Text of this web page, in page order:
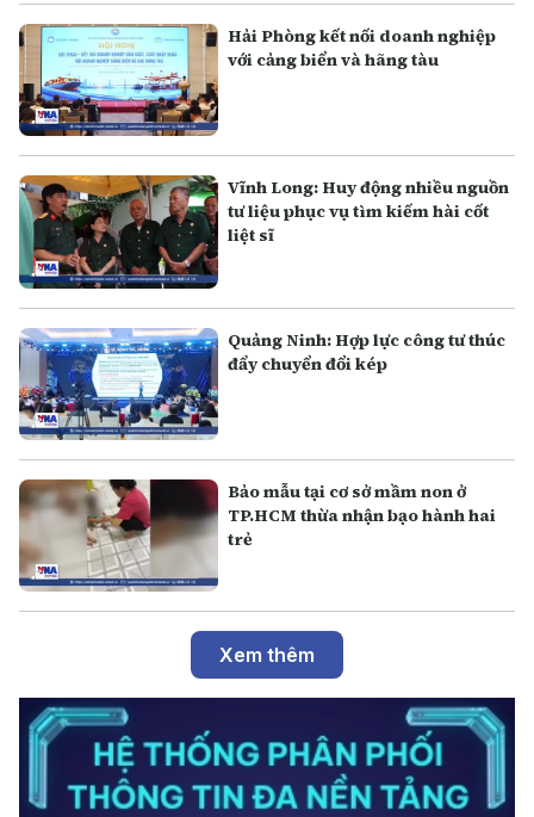
Hải Phòng kết nối doanh nghiệp
với cảng biển và hãng tàu
Vĩnh Long: Huy động nhiều nguồn
tư liệu phục vụ tìm kiếm hài cốt
liệt sĩ
Quảng Ninh: Hợp lực công tư thúc
đẩy chuyển đổi kép
Bảo mẫu tại cơ sở mầm non ở
TP.HCM thừa nhận bạo hành hai
trẻ
Xem thêm